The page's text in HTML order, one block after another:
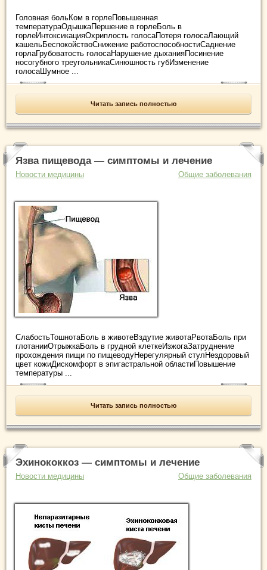
Головная больКом в горлеПовышенная
температураОдышкаПершение в горлеБоль в
горлеИнтоксикацияОхриплость голосаПотеря голосаЛающий
кашельБеспокойствоСнижение работоспособностиСаднение
горлаГрубоватость голосаНарушение дыханияПосинение
носогубного треугольникаСинюшность губИзменение
голосаШумное ...
Читать запись полностью
Язва пищевода — симптомы и лечение
Новости медицины Общие заболевания
СлабостьТошнотаБоль в животеВздутие животаРвотаБоль при
глотанииОтрыжкаБоль в грудной клеткеИзжогаЗатруднение
прохождения пищи по пищеводуНерегулярный стулНездоровый
цвет кожиДискомфорт в эпигастральной областиПовышение
температуры ...
Читать запись полностью
Эхинококкоз — симптомы и лечение
Новости медицины Общие заболевания